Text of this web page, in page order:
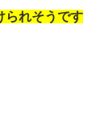
られそうです